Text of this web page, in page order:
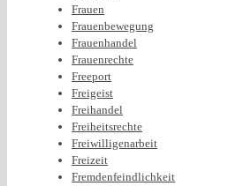
Frauen
Frauenbewegung
Frauenhandel
Frauenrechte
Freeport
Freigeist
Freihandel
Freiheitsrechte
Freiwilligenarbeit
Freizeit
Fremdenfeindlichkeit